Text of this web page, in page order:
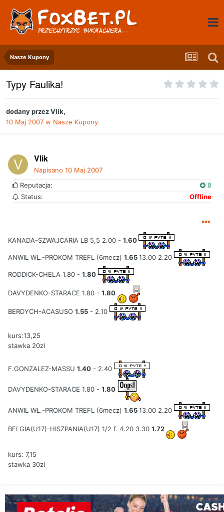
Nasze Kupony
Typy Faulika!
dodany przezVlik,
10 Maj 2007 w Nasze Kupony
Vlik
Napisano 10 Maj 2007
Reputacja:
8
Status:
Offline
KANADA-SZWAJCARIA LB 5,5 2.00 - 1.60
ANWIL WŁ.-PROKOM TREFL (6mecz) 1.6513.00 2.20
RODDICK-CHELA 1.80 - 1.80
DAVYDENKO-STARACE 1.80 - 1.80
BERDYCH-ACASUSO 1.55 - 2.10
kurs:13,25
stawka 20zl
F.GONZALEZ-MASSU 1.40 - 2.40
DAVYDENKO-STARACE 1.80 - 1.80
ANWIL WŁ.-PROKOM TREFL (6mecz) 1.6513.00 2.20
BELGIA(U17)-HISZPANIA(U17) 1/2 f. 4.20 3.30 1.72
kurs: 7,15
stawka 30zl